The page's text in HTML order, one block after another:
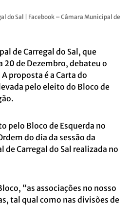
do Sal | Facebook – Câmara Municipal de
de Carregal do Sal, que
20 de Dezembro, debateu o
proposta é a Carta do
pelo eleito do Bloco de
pelo Bloco de Esquerda no
do dia da sessão da
Carregal do Sal realizada no
“as associações no nosso
tal qual como nas divisões de